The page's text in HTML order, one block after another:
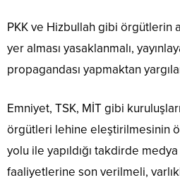
PKK ve Hizbullah gibi örgütlerin
yer alması yasaklanmalı,
propagandası yapmaktan
Emniyet, TSK, MİT gibi
örgütleri lehine eleştirilmesinin
yolu ile yapıldığı takdirde medya
faaliyetlerine son verilmeli,